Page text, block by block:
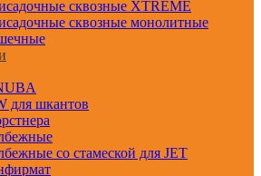
сквозные XTREME
сквозные монолитные
для шкантов
со стамеской для JET